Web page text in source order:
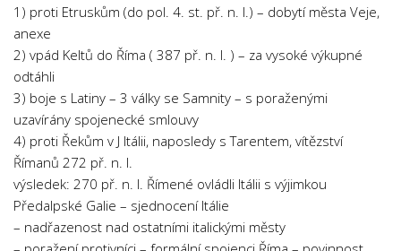
1) proti Etruskům (do pol. 4. st. př. n. l.) – dobytí města Veje,
anexe
2) vpád Keltů do Říma ( 387 př. n. l. ) – za vysoké výkupné
odtáhli
3) boje s Latiny – 3 války se Samnity – s poraženými
uzavírány spojenecké smlouvy
4) proti Řekům v J Itálii, naposledy s Tarentem, vítězství
Římanů 272 př. n. l.
výsledek: 270 př. n. l. Římené ovládli Itálii s výjimkou
Předalpské Galie – sjednocení Itálie
– nadřazenost nad ostatními italickými městy